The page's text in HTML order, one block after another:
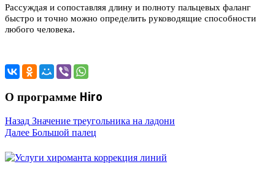
Рассуждая и сопоставляя длину и полноту пальцевых фаланг
быстро и точно можно определить руководящие способности
любого человека.
О программе Hiro
Назад Значение треугольника на ладони
Далее Большой палец